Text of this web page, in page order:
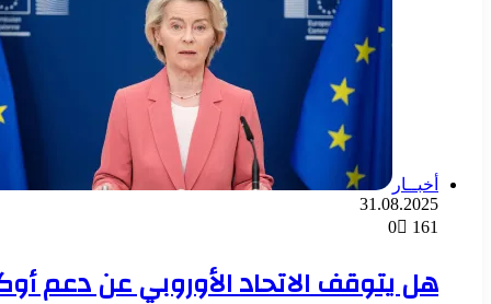
أخبــار
31.08.2025
0
161
هل يتوقف الاتحاد الأوروبي عن دعم